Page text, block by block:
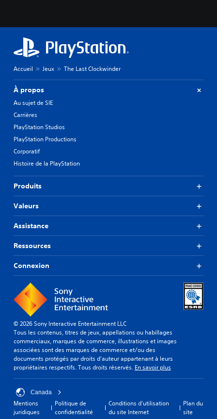
Accueil Jeux The Last Clockwinder
À propos
Au sujet de SIE
Carrières
PlayStation Studios
PlayStation Productions
Corporatif
Histoire de la PlayStation
Produits
Valeurs
Assistance
Ressources
Connexion
© 2026 Sony Interactive Entertainment LLC
Tous les contenus, titres de jeux, appellations ou habillages
commerciaux, marques de commerce, illustrations et images
associées sont des marques de commerce et/ou des
documents protégés par droits d'auteur appartenant à leurs
propriétaires respectifs. Tous droits réservés. En savoir plus
Canada
Mentions
juridiques
Politique de
confidentialité
Conditions d'utilisation
du site Internet
Plan du
site